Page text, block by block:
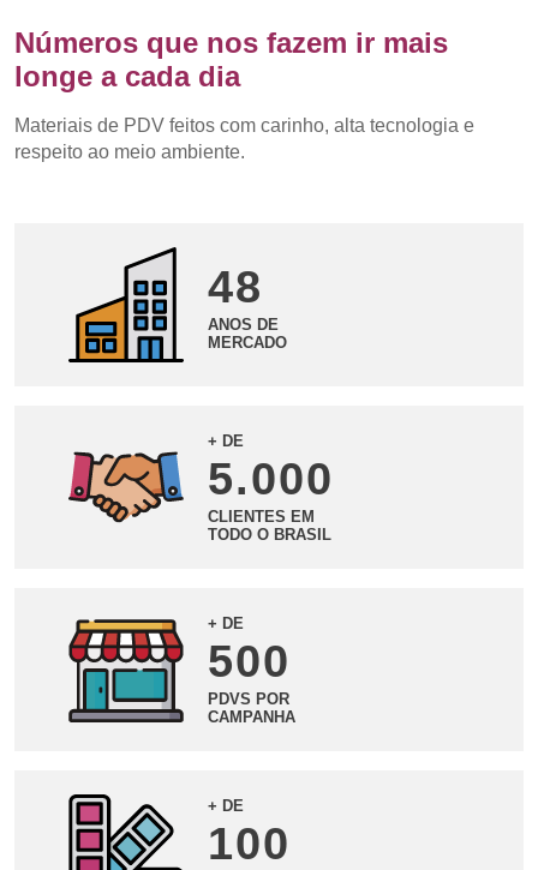
Números que nos fazem ir mais
longe a cada dia
Materiais de PDV feitos com carinho, alta tecnologia e
respeito ao meio ambiente.
48
ANOS DE
MERCADO
+ DE
5.000
CLIENTES EM
TODO O BRASIL
+ DE
500
PDVS POR
CAMPANHA
+ DE
100